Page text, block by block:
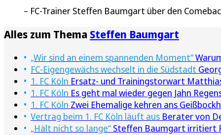
FC-Trainer Steffen Baumgart über den
Alles zum Thema Steffen Baumgart
„Wir sind an einem spannenden Moment“
FC-Eigengewächs wechselt in die Südstadt
1. FC Köln Ersatz- und Trainingstorwart
1. FC Köln Es geht mal wieder gegen Jahn
1. FC Köln Zwei Ehemalige kehren ans
Vertrag beim 1. FC Köln läuft aus Berater von
„Hält nicht so lange“ Steffen Baumgart irritiert